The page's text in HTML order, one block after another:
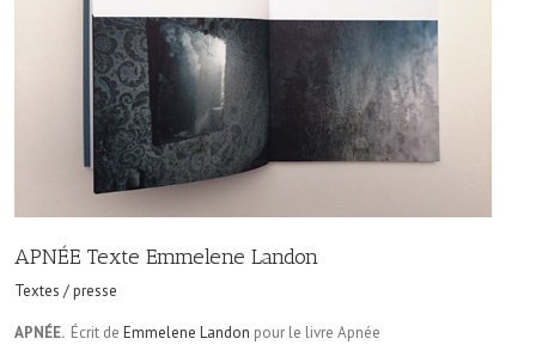
APNÉE Texte Emmelene Landon
Textes / presse
APNÉE. Écrit de Emmelene Landon pour le livre Apnée